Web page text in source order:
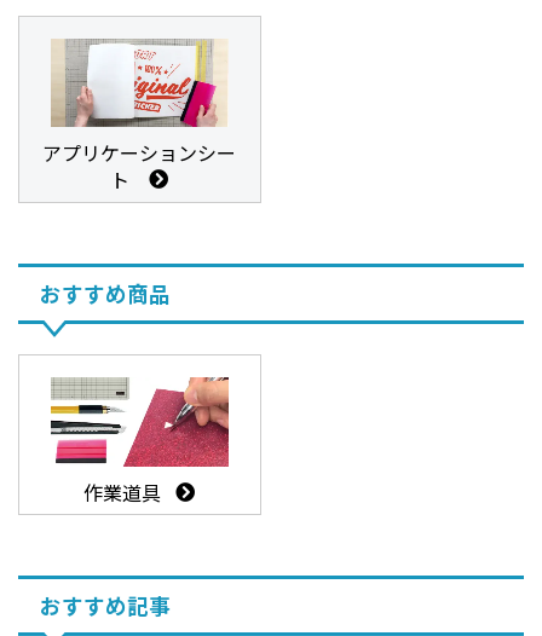
アプリケーションシー
ト
おすすめ商品
作業道具
おすすめ記事